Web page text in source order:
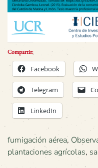
Compartir:
Facebook
Telegram
LinkedIn
fumigación aérea,
plantaciones agrícolas,